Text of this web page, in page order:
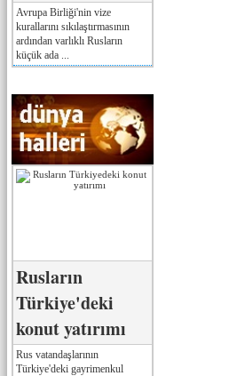
Avrupa Birliği'nin vize
kurallarını sıkılaştırmasının
ardından varlıklı Rusların
küçük ada ...
Rusların
Türkiye'deki
konut yatırımı
Rus vatandaşlarının
Türkiye'deki gayrimenkul